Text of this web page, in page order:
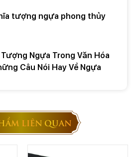
tượng ngựa phong thủy
Ngựa Trong Văn Hóa
Câu Nói Hay Về Ngựa
LIÊN QUAN